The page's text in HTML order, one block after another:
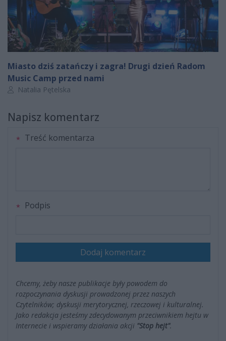
Miasto dziś zatańczy i zagra! Drugi dzień Radom
Music Camp przed nami
Autor artykułu:
Natalia Pętelska
Napisz komentarz
Treść komentarza
Podpis
Dodaj komentarz
Chcemy, żeby nasze publikacje były powodem do
rozpoczynania dyskusji prowadzonej przez naszych
Czytelników; dyskusji merytorycznej, rzeczowej i kulturalnej.
Jako redakcja jesteśmy zdecydowanym przeciwnikiem hejtu w
Internecie i wspieramy działania akcji "Stop hejt".